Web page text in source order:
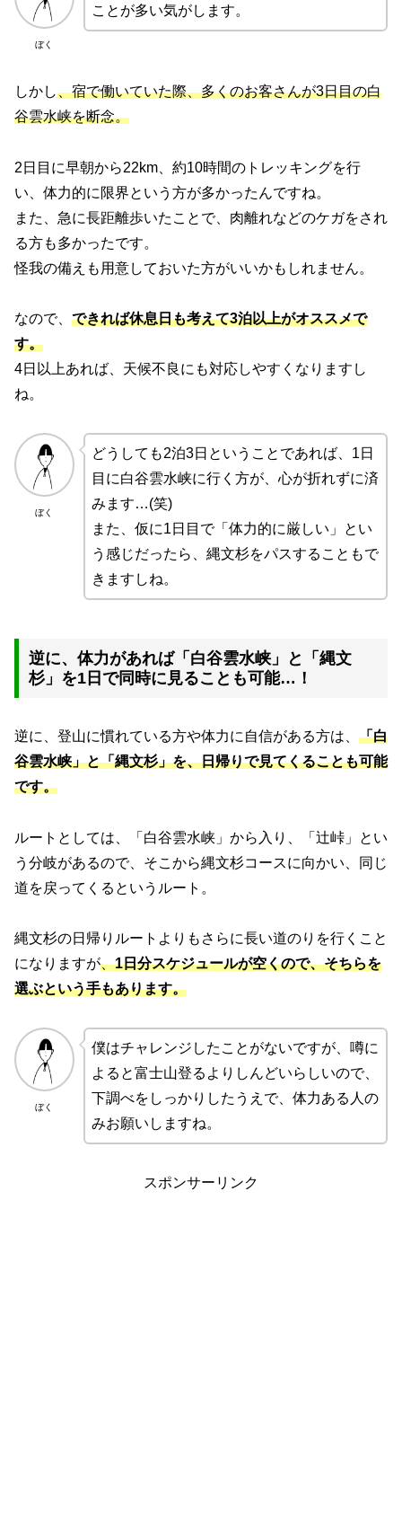
ぼく
ことが多い気がします。
しかし、宿で働いていた際、多くのお客さんが3日目の白
谷雲水峡を断念。
2日目に早朝から22km、約10時間のトレッキングを行
い、体力的に限界という方が多かったんですね。
また、急に長距離歩いたことで、肉離れなどのケガをされ
る方も多かったです。
怪我の備えも用意しておいた方がいいかもしれません。
なので、 できれば休息日も考えて3泊以上がオススメで
す。
4日以上あれば、天候不良にも対応しやすくなりますし
ね。
ぼく
どうしても2泊3日ということであれば、1日
目に白谷雲水峡に行く方が、心が折れずに済
みます…(笑)
また、仮に1日目で「体力的に厳しい」とい
う感じだったら、縄文杉をパスすることもで
きますしね。
逆に、体力があれば「白谷雲水峡」と「縄文
杉」を1日で同時に見ることも可能…！
逆に、登山に慣れている方や体力に自信がある方は、 「白
谷雲水峡」と「縄文杉」を、日帰りで見てくることも可能
です。
ルートとしては、「白谷雲水峡」から入り、「辻峠」とい
う分岐があるので、そこから縄文杉コースに向かい、同じ
道を戻ってくるというルート。
縄文杉の日帰りルートよりもさらに長い道のりを行くこと
になりますが、1日分スケジュールが空くので、そちらを
選ぶという手もあります。
ぼく
僕はチャレンジしたことがないですが、噂に
よると富士山登るよりしんどいらしいので、
下調べをしっかりしたうえで、体力ある人の
みお願いしますね。
スポンサーリンク